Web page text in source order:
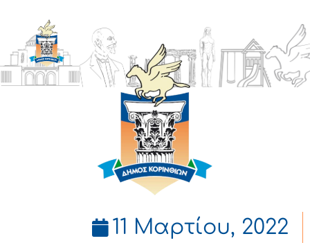
ΔΗΜΟΣ
ΚΟΡΙΝΘΙΩΝ
11 Μαρτίου, 2022